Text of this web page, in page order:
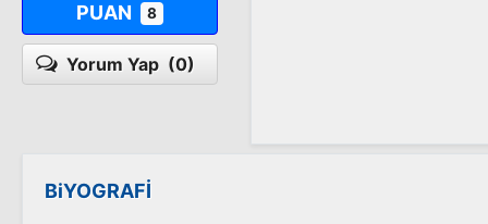
PUAN 8
Yorum Yap (0)
BiYOGRAFİ